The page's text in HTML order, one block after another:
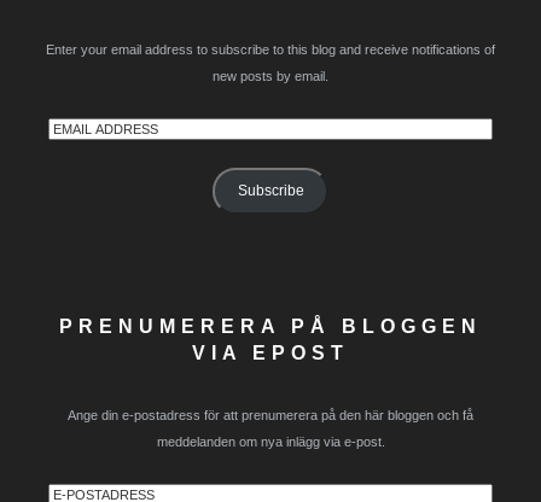
Enter your email address to subscribe to this blog and receive notifications of
new posts by email.
Email
Subscribe
PRENUMERERA PÅ BLOGGEN
VIA EPOST
Ange din e-postadress för att prenumerera på den här bloggen och få
meddelanden om nya inlägg via e-post.
E-